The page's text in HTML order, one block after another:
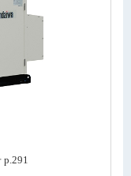
p.291